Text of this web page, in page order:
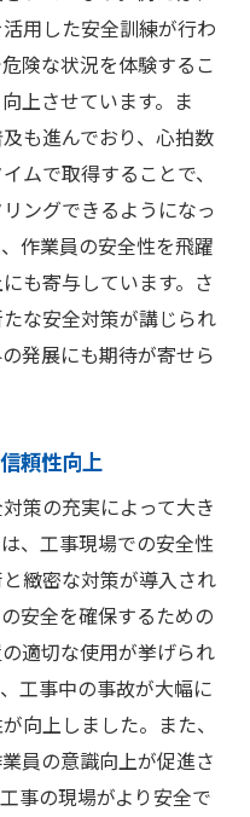
用した安全訓練が行わ
険な状況を体験するこ
上させています。ま
も進んでおり、心拍数
ムで取得することで、
ングできるようになっ
作業員の安全性を飛躍
も寄与しています。さ
な安全対策が講じられ
発展にも期待が寄せら
頼性向上
策の充実によって大き
、工事現場での安全性
緻密な対策が導入され
安全を確保するための
適切な使用が挙げられ
工事中の事故が大幅に
向上しました。また、
員の意識向上が促進さ
事の現場がより安全で